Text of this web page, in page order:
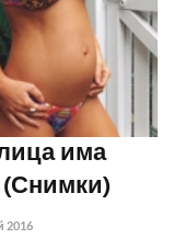
има
(Снимки)
2016